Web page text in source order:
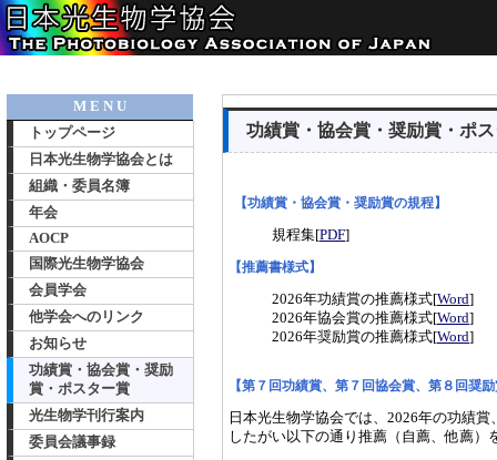
M E N U
トップページ
日本光生物学協会とは
組織・委員名簿
年会
AOCP
国際光生物学協会
会員学会
他学会へのリンク
お知らせ
功績賞・協会賞・奨励
賞・ポスター賞
光生物学刊行案内
委員会議事録
功績賞・協会賞・奨励賞・ポ
【功績賞・協会賞・奨励賞の規程】
規程集[PDF]
【推薦書様式】
2026年功績賞の推薦様式[Word]
2026年協会賞の推薦様式[Word]
2026年奨励賞の推薦様式[Word]
【第７回功績賞、第７回協会賞、第８回奨
日本光生物学協会では、2026年の功績
したがい以下の通り推薦（自薦、他薦